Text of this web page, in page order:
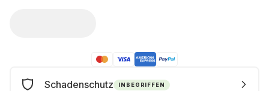
Schadenschutz INBEGRIFFEN